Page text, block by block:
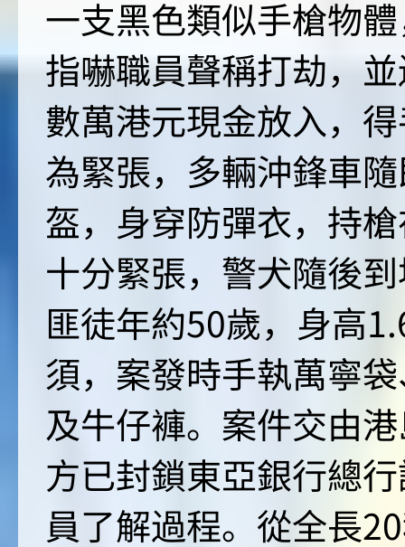
一支黑色類似手槍物
指嚇職員聲稱打劫，
數萬港元現金放入，
為緊張，多輛沖鋒車
盔，身穿防彈衣，持
十分緊張，警犬隨後
匪徒年約50歲，身高
須，案發時手執萬寧
及牛仔褲。案件交由
方已封鎖東亞銀行總
員了解過程。從全長